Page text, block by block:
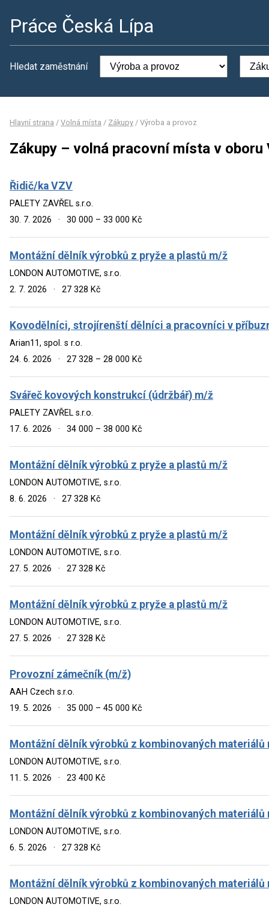
Práce Česká Lípa
Hledat zaměstnání
Hlavní strana / Volná místa / Zákupy / Výroba a provoz
Zákupy – volná pracovní místa v oboru
Řidič/ka VZV
PALETY ZAVŘEL s.r.o.
30. 7. 2026
· 30 000 – 33 000 Kč
Montážní dělník výrobků z pryže a plastů m/ž
LONDON AUTOMOTIVE, s.r.o.
2. 7. 2026
· 27 328 Kč
Kovodělníci, strojírenští dělníci a pracovníci v
Arian11, spol. s r.o.
24. 6. 2026
· 27 328 – 28 000 Kč
Svářeč kovových konstrukcí (údržbář) m/ž
PALETY ZAVŘEL s.r.o.
17. 6. 2026
· 34 000 – 38 000 Kč
Montážní dělník výrobků z pryže a plastů m/ž
LONDON AUTOMOTIVE, s.r.o.
8. 6. 2026
· 27 328 Kč
Montážní dělník výrobků z pryže a plastů m/ž
LONDON AUTOMOTIVE, s.r.o.
27. 5. 2026
· 27 328 Kč
Montážní dělník výrobků z pryže a plastů m/ž
LONDON AUTOMOTIVE, s.r.o.
27. 5. 2026
· 27 328 Kč
Provozní zámečník (m/ž)
AAH Czech s.r.o.
19. 5. 2026
· 35 000 – 45 000 Kč
Montážní dělník výrobků z kombinovaných materiálů
LONDON AUTOMOTIVE, s.r.o.
11. 5. 2026
· 23 400 Kč
Montážní dělník výrobků z kombinovaných materiálů
LONDON AUTOMOTIVE, s.r.o.
6. 5. 2026
· 27 328 Kč
Montážní dělník výrobků z kombinovaných materiálů
LONDON AUTOMOTIVE, s.r.o.